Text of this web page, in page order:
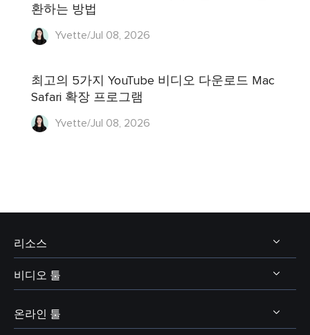
환하는 방법
Yvette/Jul 08, 2026
최고의 5가지 YouTube 비디오 다운로드 Mac
Safari 확장 프로그램
Yvette/Jul 08, 2026
리소스
비디오 및 오디오 다운로드
보이스 체인저 팁
비디오 툴
비디오 다운로더
온라인 툴